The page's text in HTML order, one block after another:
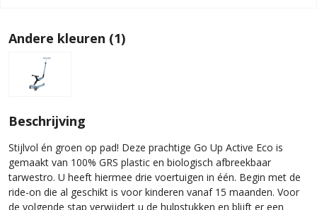
Andere kleuren (1)
Beschrijving
Stijlvol én groen op pad! Deze prachtige Go Up Active Eco is
gemaakt van 100% GRS plastic en biologisch afbreekbaar
tarwestro. U heeft hiermee drie voertuigen in één. Begin met de
ride-on die al geschikt is voor kinderen vanaf 15 maanden. Voor
de volgende stap verwijdert u de hulpstukken en blijft er een